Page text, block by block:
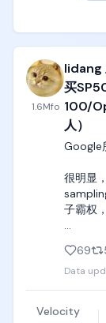
的运动
明、不
这个项
现在回
能重新
如果就
“那会是
1.6Mfo
lidang
买
100/
人）
Google
很明显
子霸权
爆发的
局。
可惜的
院工信
69
Data
Velocity